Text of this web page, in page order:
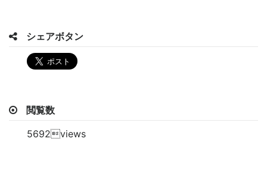
シェアボタン
閲覧数
5692views